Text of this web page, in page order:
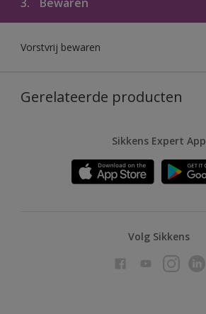
Vorstvrij bewaren
Gerelateerde producten
Sikkens Expert App
Volg Sikkens